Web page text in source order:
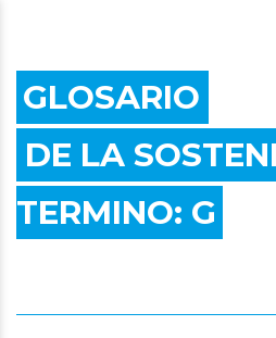
GLOSARIO
DE LA
TERMINO: G